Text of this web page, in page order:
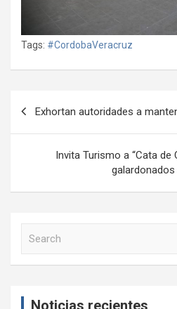
Tags: #CordobaVeracruz
Exhortan autoridades a
Invita Turismo a “Cata de
galardonados
Noticias recientes